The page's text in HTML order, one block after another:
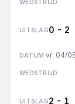
WEDSTRIJD
UITSLAG0 - 2
DATUM vr. 04/
WEDSTRIJD
UITSLAG2 - 1